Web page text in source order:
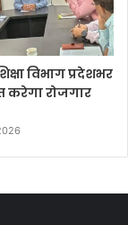
विभाग प्रदेशभर
करेगा रोजगार